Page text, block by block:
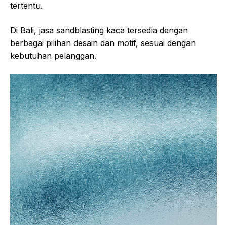
tertentu.
Di Bali, jasa sandblasting kaca tersedia dengan
berbagai pilihan desain dan motif, sesuai dengan
kebutuhan pelanggan.